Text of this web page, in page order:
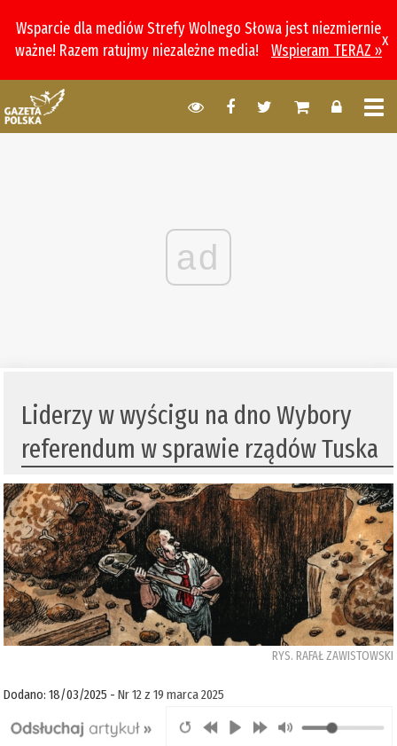
Wsparcie dla mediów Strefy Wolnego Słowa jest niezmiernie
ważne! Razem ratujmy niezależne media!
Wspieram TERAZ »
x
ad
Liderzy w wyścigu na dno Wybory
referendum w sprawie rządów Tuska
RYS. RAFAŁ ZAWISTOWSKI
Dodano: 18/03/2025 -Nr 12 z 19 marca 2025